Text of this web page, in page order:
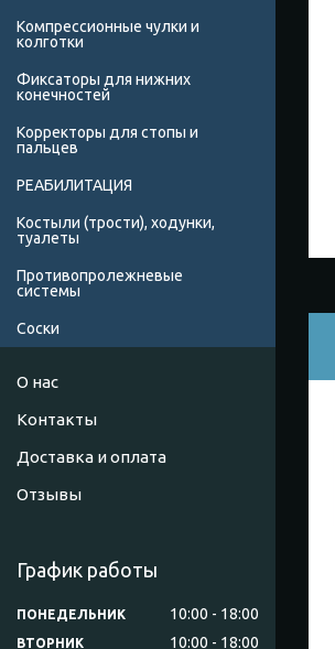
Компрессионные чулки и
колготки
Фиксаторы для нижних
конечностей
Корректоры для стопы и
пальцев
РЕАБИЛИТАЦИЯ
Костыли (трости), ходунки,
туалеты
Противопролежневые
системы
Соски
О нас
Контакты
Доставка и оплата
Отзывы
График работы
ПОНЕДЕЛЬНИК 10:00 18:00
ВТОРНИК 10:00 18:00